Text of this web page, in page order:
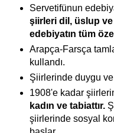
Servetifünun
şiirleri dil, üslup
edebiyatın tüm
Arapça-Farsça
kullandı.
Şiirlerinde duygu
1908'e kadar
kadın ve tabiattır.
şiirlerinde sosyal